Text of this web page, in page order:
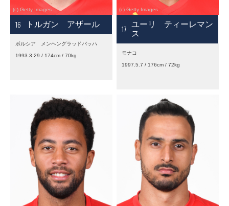
16 トルガン アザール
ボルシア メンヘングラッドバッハ
1993.3.29 / 174cm / 70kg
17 ユーリ ティーレマン
ス
モナコ
1997.5.7 / 176cm / 72kg